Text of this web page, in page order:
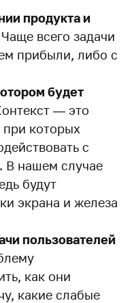
продукта и
Чаще всего задачи
прибыли, либо с
будет
— это
при которых
с
В нашем случае
будут
экрана и железа
пользователей
как они
какие слабые